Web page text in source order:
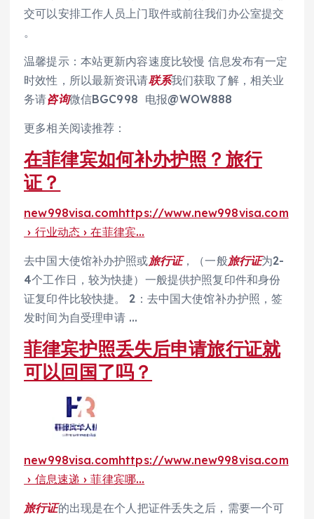
交可以安排工作人员上门取件或前往我们办公室提交
。
温馨提示：本站更新内容速度比较慢 信息发布有一定
时效性，所以最新资讯请联系我们获取了解，相关业
务请咨询微信BGC998 电报@WOW888
更多相关阅读推荐：
在菲律宾如何补办护照？旅行
证？
new998visa.comhttps://www.new998visa.com
› 行业动态 › 在菲律宾…
去中国大使馆补办护照或旅行证，（一般旅行证为2-
4个工作日，较为快捷）一般提供护照复印件和身份
证复印件比较快捷。 2：去中国大使馆补办护照，签
发时间为自受理申请 …
菲律宾护照丢失后申请旅行证就
可以回国了吗？
new998visa.comhttps://www.new998visa.com
› 信息速递 › 菲律宾哪…
旅行证的出现是在个人把证件丢失之后，需要一个可